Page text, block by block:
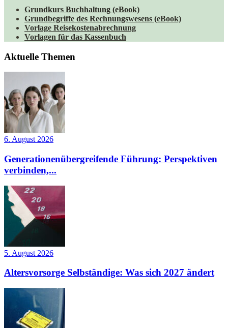
Grundkurs Buchhaltung (eBook)
Grundbegriffe des Rechnungswesens (eBook)
Vorlage Reisekostenabrechnung
Vorlagen für das Kassenbuch
Aktuelle Themen
6. August 2026
Generationenübergreifende Führung: Perspektiven
verbinden,...
5. August 2026
Altersvorsorge Selbständige: Was sich 2027 ändert